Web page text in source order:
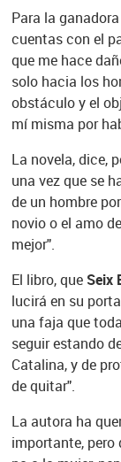
Para la
cuentas con el
que me hace
solo hacia los
obstáculo y el
mí misma por
La novela, dice,
una vez que se
de un hombre
novio o el amo
mejor".
El libro, que Seix
lucirá en su
una faja que
seguir estando
Catalina, y de
de quitar".
La autora ha
importante, pero